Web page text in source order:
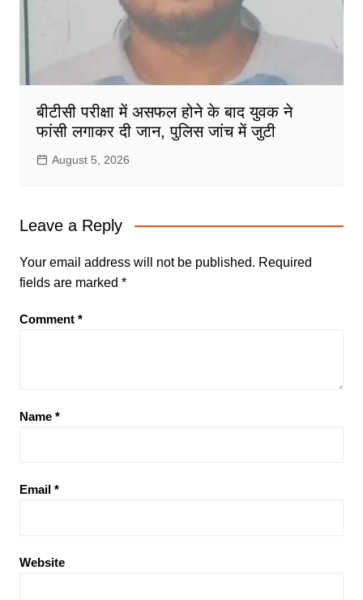
बीटीसी परीक्षा में असफल होने के बाद युवक ने
फांसी लगाकर दी जान, पुलिस जांच में जुटी
August 5, 2026
Leave a Reply
Your email address will not be published. Required
fields are marked *
Comment *
Name *
Email *
Website